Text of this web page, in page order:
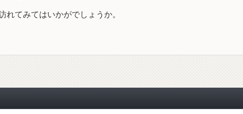
れてみてはいかがでしょうか。